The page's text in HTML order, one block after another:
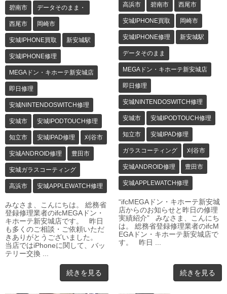
碧南市 データそのまま・
西尾市 岡崎市
安城IPHONE買取 新安城駅
安城IPHONE修理
MEGAドン・キホーテ新安城店
即日修理
安城NINTENDOSWITCH修理
安城市 安城IPODTOUCH修理
知立市 安城IPAD修理 刈谷市
安城ANDROID修理 豊田市
安城ガラスコーティング
高浜市 安城APPLEWATCH修理
みなさま、こんにちは。 総務省
登録修理業者のifcMEGAドン・
キホーテ新安城店です。 昨日
も多くのご相談・ご依頼いただ
きありがとうございました。
当店ではiPhoneに関して、バッ
テリー交換 ...
続きを見る
高浜市 碧南市 西尾市
安城IPHONE買取 岡崎市
安城IPHONE修理 新安城駅
データそのまま
MEGAドン・キホーテ新安城店
即日修理
安城NINTENDOSWITCH修理
安城市 安城IPODTOUCH修理
知立市 安城IPAD修理
ガラスコーティング 刈谷市
安城ANDROID修理 豊田市
安城APPLEWATCH修理
“ifcMEGAドン・キホーテ新安城
店からのお知らせと昨日の修理
実績紹介” みなさま、こんにち
は。 総務省登録修理業者のifcM
EGAドン・キホーテ新安城店で
す。 昨日 ...
続きを見る